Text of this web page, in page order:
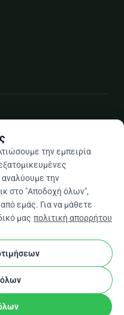
Cookies
την εμπειρία
αναλύουμε την
στο "Αποδοχή όλων",
εμάς. Για να μάθετε
μας πολιτική απορρήτου